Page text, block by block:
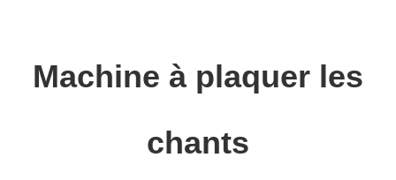
Machine à plaquer les
chants